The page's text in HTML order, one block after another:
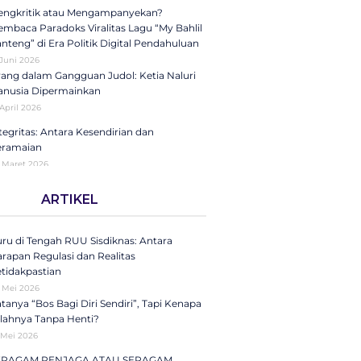
atau Mengampanyekan?
Paradoks Viralitas Lagu “My Bahlil
di Era Politik Digital Pendahuluan
2026
dalam Gangguan Judol: Ketia Naluri
Dipermainkan
2026
Antara Kesendirian dan
2026
Koran ke Panggung Radio Serta
di Balik Fenomena Akun ‘UIN
2025
Strategis dan Transformasi
Santri Nasional
Oktober 2025
ARTIKEL
di Tengah RUU Sisdiknas: Antara
Regulasi dan Realitas
2026
“Bos Bagi Diri Sendiri”, Tapi Kenapa
Tanpa Henti?
2026